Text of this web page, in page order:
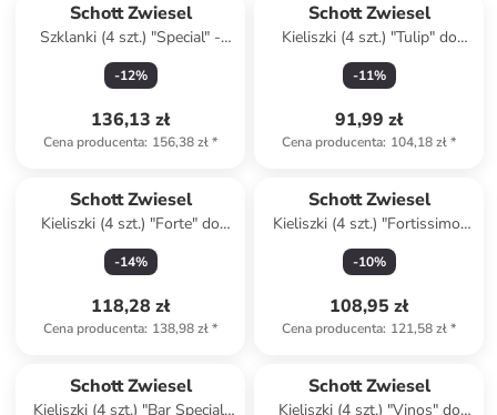
Schott Zwiesel
Szklanki (4 szt.) "Special" -
334 ml
-12%
136,13 zł
Cena producenta: 156,38 zł*
Schott Zwiesel
Kieliszki (4 szt.) "Tulip" do
czerwonego wina - 656 ml
-11%
91,99 zł
Cena producenta: 104,18 zł*
Schott Zwiesel
Kieliszki (4 szt.) "Forte" do
czerwonego wina - 530 ml
-14%
118,28 zł
Cena producenta: 138,98 zł*
Schott Zwiesel
Kieliszki (4 szt.) "Fortissimo"
do białego wina - 420 ml
-10%
108,95 zł
Cena producenta: 121,58 zł*
Schott Zwiesel
Kieliszki (4 szt.) "Bar Special"
Schott Zwiesel
Kieliszki (4 szt.) "Vinos" do